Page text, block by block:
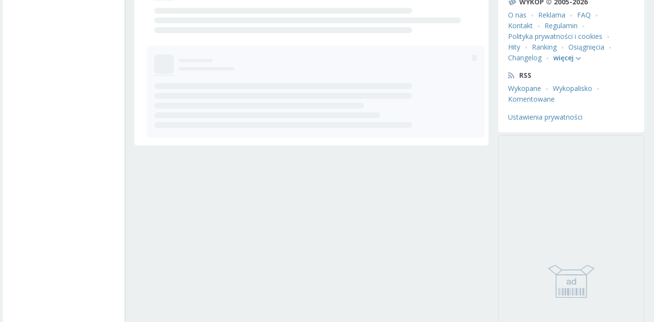
O nas
Reklama
FAQ
Kontakt
Regulamin
Polityka prywatności i cookies
Hity
Ranking
Osiągnięcia
Changelog
więcej
RSS
Wykopane
Wykopalisko
Komentowane
Ustawienia prywatności